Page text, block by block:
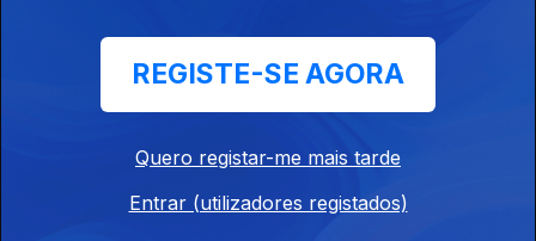
18h00 Edição Cristina Magalhães
REGISTE-SE AGORA
Quero registar-me mais tarde
Entrar (utilizadores registados)